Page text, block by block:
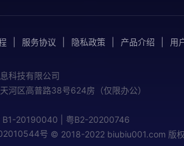
服务协议 隐私政策 产品介绍 用
科技有限公司
河区高普路38号624房（仅限办公）
B1-20190040 | 粤B2-20200746
号 © 2018-2022 biubiu001.com 版